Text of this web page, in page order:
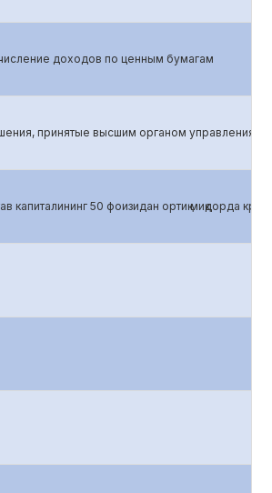
доходов по ценным бумагам
принятые высшим органом управления
капиталининг 50 фоизидан ортиқ миқдорда